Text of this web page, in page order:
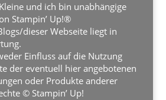
und ich bin unabhängige
Stampin’ Up!®
dieser Webseite liegt in
Einfluss auf die Nutzung
der eventuell hier angebotenen
oder Produkte anderer
© Stampin’ Up!